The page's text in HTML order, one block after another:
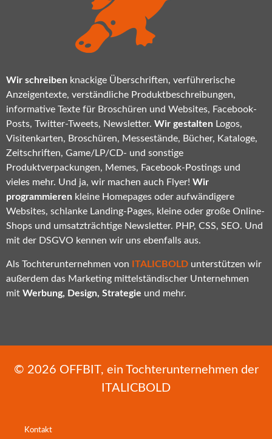
Wir schreiben knackige Überschriften, verführerische
Anzeigentexte, verständliche Produktbeschreibungen,
informative Texte für Broschüren und Websites, Facebook-
Posts, Twitter-Tweets, Newsletter. Wir gestalten Logos,
Visitenkarten, Broschüren, Messestände, Bücher, Kataloge,
Zeitschriften, Game/LP/CD- und sonstige
Produktverpackungen, Memes, Facebook-Postings und
vieles mehr. Und ja, wir machen auch Flyer! Wir
programmieren kleine Homepages oder aufwändigere
Websites, schlanke Landing-Pages, kleine oder große Online-
Shops und umsatzträchtige Newsletter. PHP, CSS, SEO. Und
mit der DSGVO kennen wir uns ebenfalls aus.
Als Tochterunternehmen von ITALICBOLD unterstützen wir
außerdem das Marketing mittelständischer Unternehmen
mit Werbung, Design, Strategie und mehr.
© 2026 OFFBIT, ein Tochterunternehmen der
ITALICBOLD
Kontakt